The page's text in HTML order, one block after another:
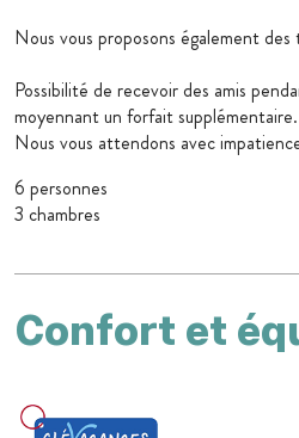
Nous vous proposons également
Possibilité de recevoir des amis
moyennant un forfait supplémentaire.
Nous vous attendons avec
6 personnes
3 chambres
Confort et